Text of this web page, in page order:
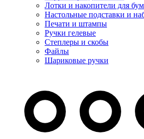
Лотки и накопители для
Настольные подставки и
Печати и штампы
Ручки гелевые
Степлеры и скобы
Файлы
Шариковые ручки